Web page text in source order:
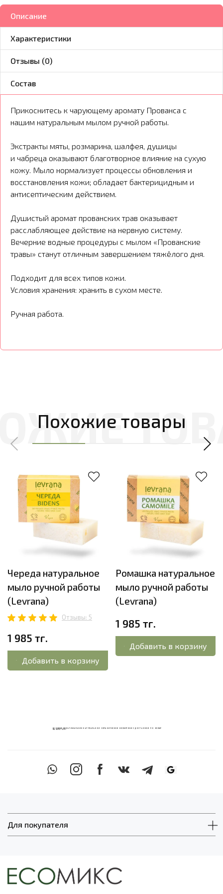
Описание
Характеристики
Отзывы (0)
Состав
Прикоснитесь к чарующему аромату Прованса с
нашим натуральным мылом ручной работы.
Экстракты мяты, розмарина, шалфея, душицы
и чабреца оказывают благотворное влияние на сухую
кожу. Мыло нормализует процессы обновления и
восстановления кожи; обладает бактерицидным и
антисептическим действием.
Душистый аромат прованских трав оказывает
расслабляющее действие на нервную систему.
Вечерние водные процедуры с мылом «Прованские
травы» станут отличным завершением тяжёлого дня.
Подходит для всех типов кожи.
Условия хранения: хранить в сухом месте.
Ручная работа.
Похожие товары
Череда натуральное
мыло ручной работы
(Levrana)
Отзывы: 5
1 985 тг.
Добавить в корзину
Ромашка натуральное
мыло ручной работы
(Levrana)
1 985 тг.
Добавить в корзину
ECOМИКС МУЛЬТИМАГАЗИН НАТУРАЛЬНОЙ ОРГАНИЧЕСКОЙ КОСМЕТИКИ С ДОСТАВКОЙ ПО ВСЕМУ
КАЗАХСТАНУ
Для покупателя